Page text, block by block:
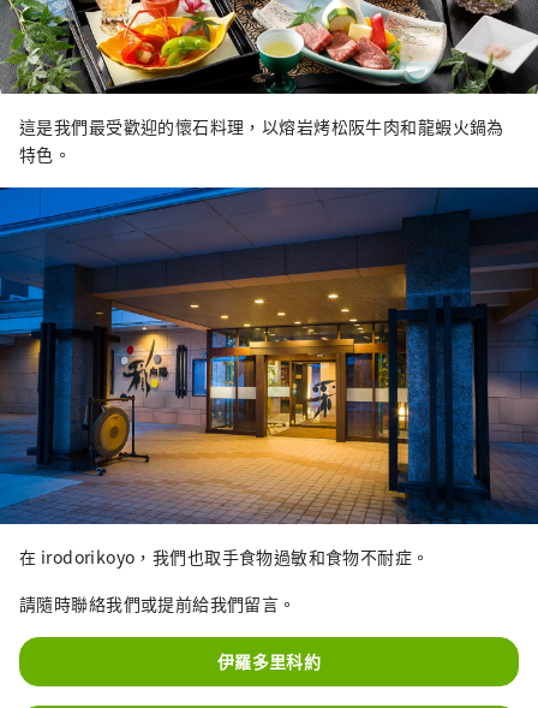
這是我們最受歡迎的懷石料理，以熔岩烤松阪牛肉和龍蝦火鍋為
特色。
在 irodorikoyo，我們也取手食物過敏和食物不耐症。
請隨時聯絡我們或提前給我們留言。
伊羅多里科約